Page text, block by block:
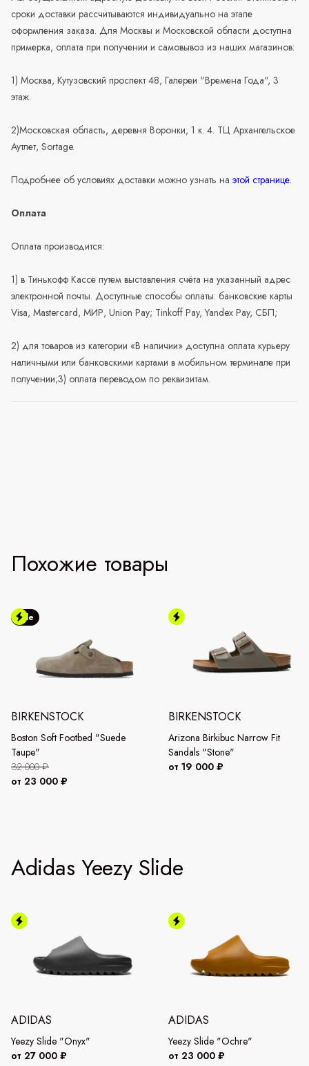
сроки доставки рассчитываются индивидуально на этапе
оформления заказа. Для Москвы и Московской области доступна
примерка, оплата при получении и самовывоз из наших магазинов:
1) Москва, Кутузовский проспект 48, Галереи "Времена Года", 3
этаж.
2)Московская область, деревня Воронки, 1 к. 4. ТЦ Архангельское
Аутлет, Sortage.
Подробнее об условиях доставки можно узнать на этой странице.
Оплата
Оплата производится:
1) в Тинькофф Кассе путем выставления счёта на указанный адрес
электронной почты. Доступные способы оплаты: банковские карты
Visa, Mastercard, МИР, Union Pay; Tinkoff Pay, Yandex Pay, СБП;
2) для товаров из категории «В наличии» доступна оплата курьеру
наличными или банковскими картами в мобильном терминале при
получении;3) оплата переводом по реквизитам.
Похожие товары
Sale
BIRKENSTOCK
Boston Soft Footbed "Suede
Taupe"
32 000 ₽
от 23 000 ₽
BIRKENSTOCK
Arizona Birkibuc Narrow Fit
Sandals "Stone"
от 19 000 ₽
Adidas Yeezy Slide
ADIDAS
Yeezy Slide "Onyx"
от 27 000 ₽
ADIDAS
Yeezy Slide "Ochre"
от 23 000 ₽